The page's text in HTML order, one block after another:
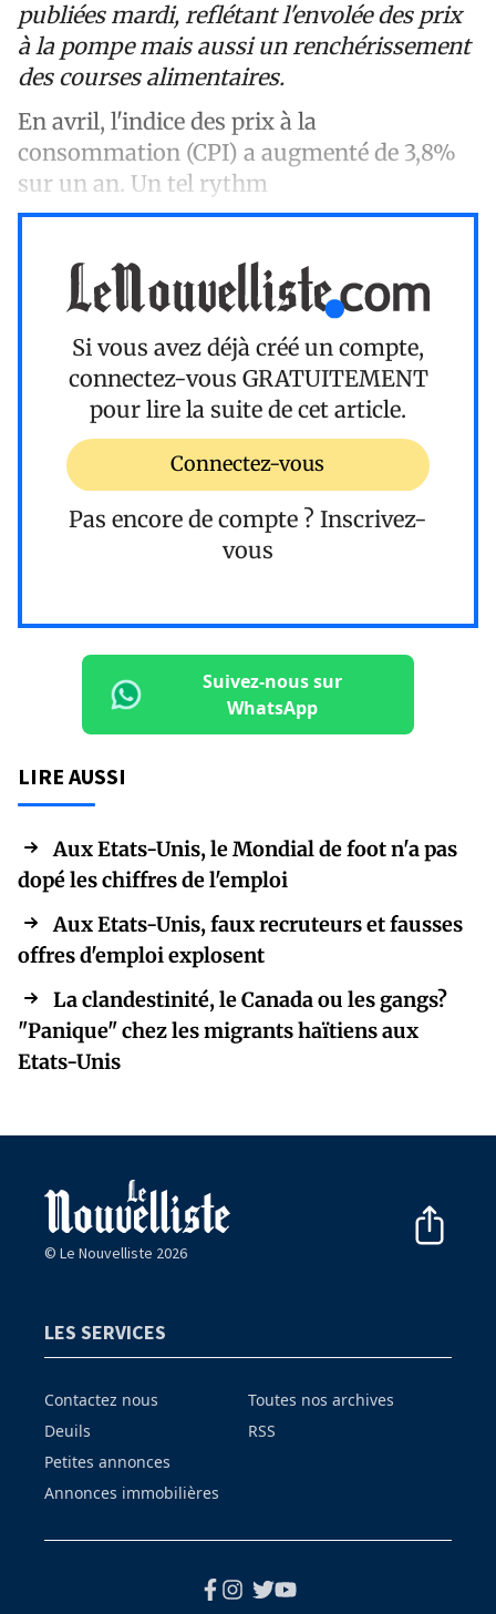
publiées mardi, reflétant l'envolée des prix
à la pompe mais aussi un renchérissement
des courses alimentaires.
En avril, l'indice des prix à la
consommation (CPI) a augmenté de 3,8%
sur un an. Un tel rythm
Si vous avez déjà créé un compte,
connectez-vous GRATUITEMENT
pour lire la suite de cet article.
Connectez-vous
Pas encore de compte ? Inscrivez-
vous
Suivez-nous sur
WhatsApp
LIRE AUSSI
Aux Etats-Unis, le Mondial de foot n'a pas
dopé les chiffres de l'emploi
Aux Etats-Unis, faux recruteurs et fausses
offres d'emploi explosent
La clandestinité, le Canada ou les gangs?
"Panique" chez les migrants haïtiens aux
Etats-Unis
© Le Nouvelliste 2026
LES SERVICES
Contactez nous
Deuils
Petites annonces
Annonces immobilières
Toutes nos archives
RSS